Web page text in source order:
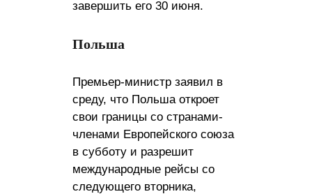
завершить его 30 июня.
Польша
Премьер-министр заявил в
среду, что Польша откроет
свои границы со странами-
членами Европейского союза
в субботу и разрешит
международные рейсы со
следующего вторника,